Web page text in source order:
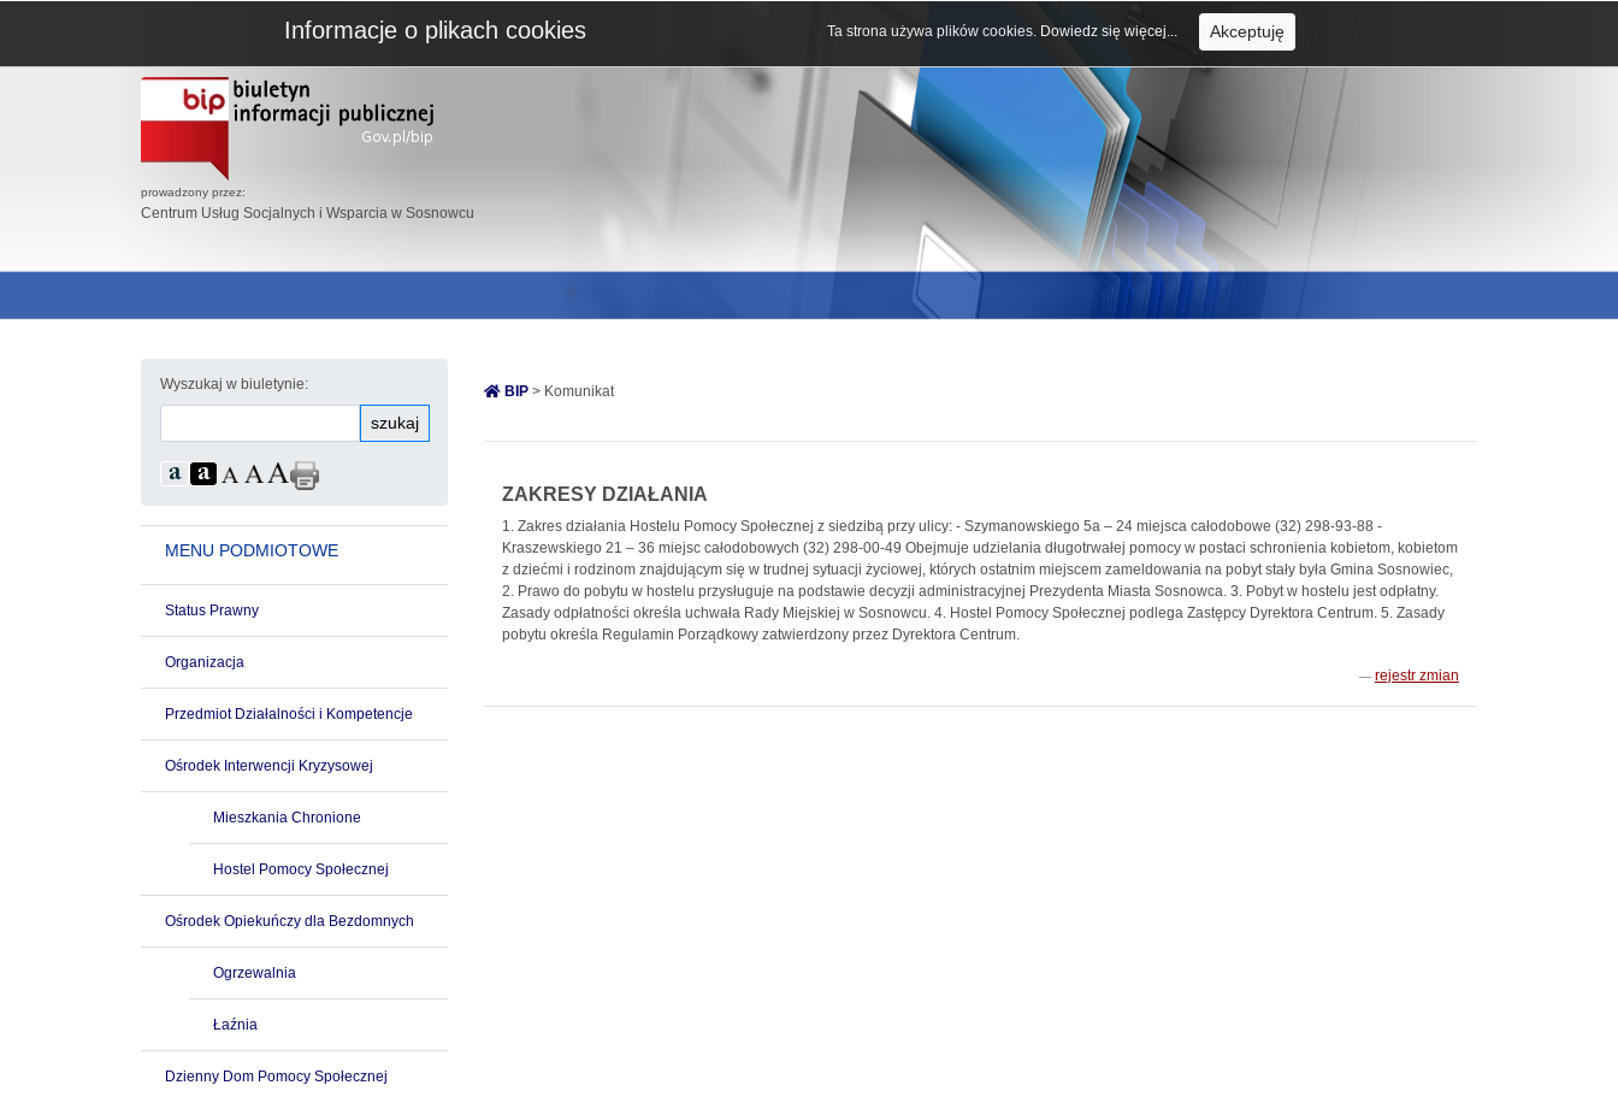
prowadzony przez:
Centrum Usług Socjalnych i Wsparcia w Sosnowcu
Wyszukaj w biuletynie:
szukaj
MENU PODMIOTOWE
Status Prawny
Organizacja
Przedmiot Działalności i Kompetencje
Ośrodek Interwencji Kryzysowej
Mieszkania Chronione
Hostel Pomocy Społecznej
Ośrodek Opiekuńczy dla Bezdomnych
Ogrzewalnia
Łaźnia
Dzienny Dom Pomocy Społecznej
BIP > Komunikat
ZAKRESY DZIAŁANIA
1. Zakres działania Hostelu Pomocy Społecznej z siedzibą przy ulicy: - Szymanowskiego 5a – 24 miejsca całodobowe (32) 298-93-88 -
Kraszewskiego 21 – 36 miejsc całodobowych (32) 298-00-49 Obejmuje udzielania długotrwałej pomocy w postaci schronienia kobietom, kobietom
z dziećmi i rodzinom znajdującym się w trudnej sytuacji życiowej, których ostatnim miejscem zameldowania na pobyt stały była Gmina Sosnowiec,
2. Prawo do pobytu w hostelu przysługuje na podstawie decyzji administracyjnej Prezydenta Miasta Sosnowca. 3. Pobyt w hostelu jest odpłatny.
Zasady odpłatności określa uchwała Rady Miejskiej w Sosnowcu. 4. Hostel Pomocy Społecznej podlega Zastępcy Dyrektora Centrum. 5. Zasady
pobytu określa Regulamin Porządkowy zatwierdzony przez Dyrektora Centrum.
rejestr zmian
Informacje o plikach cookies Ta strona używa plików cookies. Dowiedz się więcej... Akceptuję